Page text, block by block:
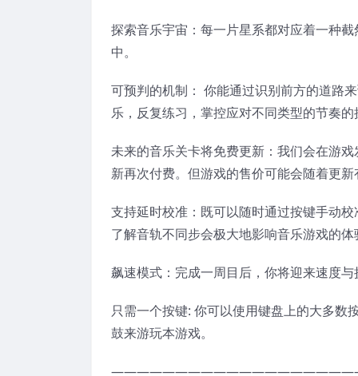
探索音乐宇宙：每一片星系都对应着一种
中。
可预判的机制： 你能通过识别前方的道路
乐，反复练习，掌控应对不同类型的节奏的
未来的音乐关卡将免费更新：我们会在游
新再次付费。但游戏的售价可能会随着更
支持延时校准：既可以随时通过按键手动
了解音轨不同步会极大地影响音乐游戏的
飙速模式：完成一周目后，你将迎来速度
只需一个按键: 你可以使用键盘上的大多数
鼓来游玩本游戏。